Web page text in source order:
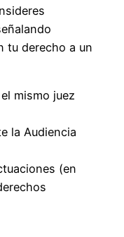
tu derecho a un
mismo juez
la Audiencia
(en